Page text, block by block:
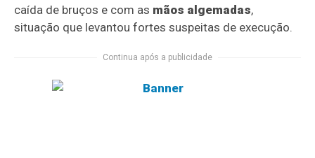
caída de bruços e com as mãos algemadas,
situação que levantou fortes suspeitas de execução.
Continua após a publicidade